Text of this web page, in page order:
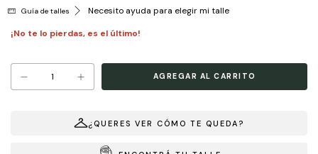
Guía de talles Necesito ayuda para elegir mi talle
¿QUERES VER CÓMO TE QUEDA?
¡No te lo pierdas, es el último!